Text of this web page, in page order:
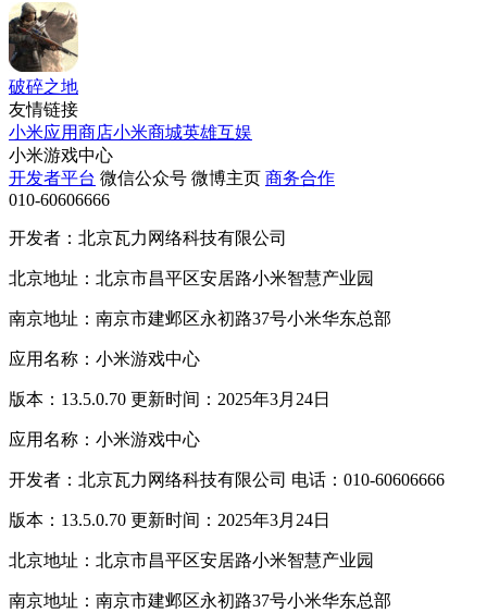
破碎之地
友情链接
小米应用商店小米商城英雄互娱
小米游戏中心
开发者平台 微信公众号 微博主页 商务合作
010-60606666
开发者：北京瓦力网络科技有限公司
北京地址：北京市昌平区安居路小米智慧产业园
南京地址：南京市建邺区永初路37号小米华东总部
应用名称：小米游戏中心
版本：13.5.0.70 更新时间：2025年3月24日
应用名称：小米游戏中心
开发者：北京瓦力网络科技有限公司 电话：010-60606666
版本：13.5.0.70 更新时间：2025年3月24日
北京地址：北京市昌平区安居路小米智慧产业园
南京地址：南京市建邺区永初路37号小米华东总部